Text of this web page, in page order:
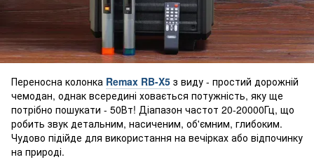
Переносна колонка Remax RB-X5 з виду - простий дорожній
чемодан, однак всередині ховається потужність, яку ще
потрібно пошукати - 50Вт! Діапазон частот 20-20000Гц, що
робить звук детальним, насиченим, об'ємним, глибоким.
Чудово підійде для використання на вечірках або відпочинку
на природі.